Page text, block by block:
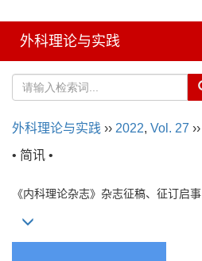
外科理论与实践
外科理论与实践 ›› 2022, Vol. 27 ››
• 简讯 •
《内科理论杂志》杂志征稿、征订启事